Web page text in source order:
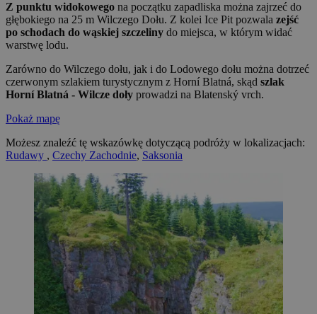
Z punktu widokowego na początku zapadliska można zajrzeć do
głębokiego na 25 m Wilczego Dołu. Z kolei Ice Pit pozwala zejść
po schodach do wąskiej szczeliny do miejsca, w którym widać
warstwę lodu.
Zarówno do Wilczego dołu, jak i do Lodowego dołu można dotrzeć
czerwonym szlakiem turystycznym z Horní Blatná, skąd szlak
Horní Blatná - Wilcze doły prowadzi na Blatenský vrch.
Pokaż mapę
Możesz znaleźć tę wskazówkę dotyczącą podróży w lokalizacjach:
Rudawy , Czechy Zachodnie, Saksonia